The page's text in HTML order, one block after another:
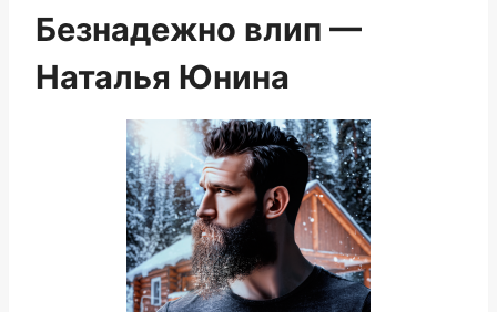
Безнадежно влип —
Наталья Юнина